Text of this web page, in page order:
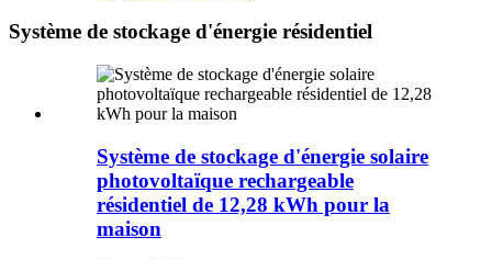
Système de stockage d'énergie résidentiel
Système de stockage d'énergie solaire
photovoltaïque rechargeable
résidentiel de 12,28 kWh pour la
maison